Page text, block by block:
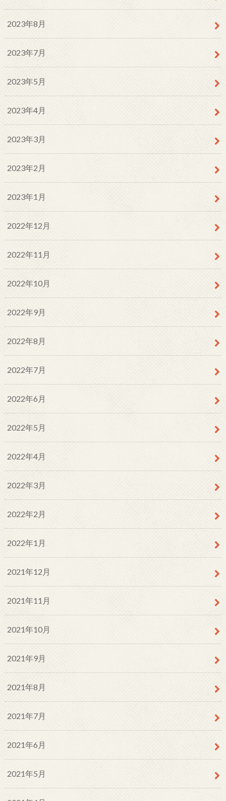
2023年8月
2023年7月
2023年5月
2023年4月
2023年3月
2023年2月
2023年1月
2022年12月
2022年11月
2022年10月
2022年9月
2022年8月
2022年7月
2022年6月
2022年5月
2022年4月
2022年3月
2022年2月
2022年1月
2021年12月
2021年11月
2021年10月
2021年9月
2021年8月
2021年7月
2021年6月
2021年5月